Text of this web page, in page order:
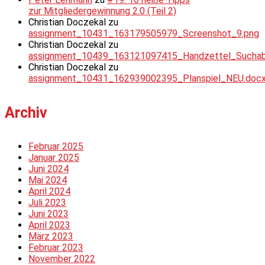
zur Mitgliedergewinnung 2.0 (Teil 2)
Christian Doczekal zu
assignment_10431_163179505979_Screenshot_9.png
Christian Doczekal zu
Christian Doczekal zu
Archiv
Februar 2025
Januar 2025
Juni 2024
Mai 2024
April 2024
Juli 2023
Juni 2023
April 2023
März 2023
Februar 2023
November 2022